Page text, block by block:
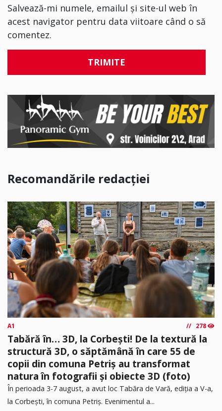
Salvează-mi numele, emailul și site-ul web în
acest navigator pentru data viitoare când o să
comentez.
Recomandările redacției
A1 278
Tabără în… 3D, la Corbești! De la textură la
structură 3D, o săptămână în care 55 de
copii din comuna Petriș au transformat
natura în fotografii și obiecte 3D (foto)
În perioada 3-7 august, a avut loc Tabăra de Vară, ediția a V-a,
la Corbești, în comuna Petriș. Evenimentul a...